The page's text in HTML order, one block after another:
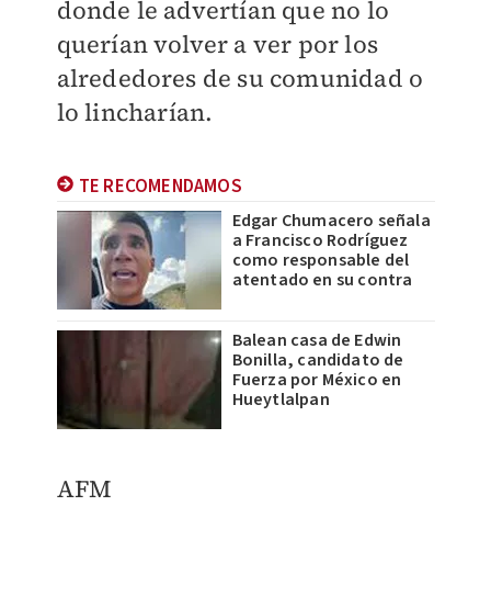
donde le advertían que no lo
querían volver a ver por los
alrededores de su comunidad o
lo lincharían.
TE RECOMENDAMOS
Edgar Chumacero señala
a Francisco Rodríguez
como responsable del
atentado en su contra
Balean casa de Edwin
Bonilla, candidato de
Fuerza por México en
Hueytlalpan
AFM